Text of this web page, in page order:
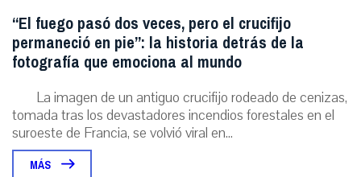
“El fuego pasó dos veces, pero el crucifijo
permaneció en pie”: la historia detrás de la
fotografía que emociona al mundo
La imagen de un antiguo crucifijo rodeado de cenizas,
tomada tras los devastadores incendios forestales en el
suroeste de Francia, se volvió viral en...
MÁS